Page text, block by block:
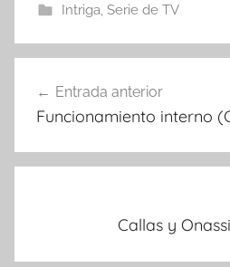
Intriga, Serie de TV
Navegación
de
entradas
Entrada anterior
Funcionamiento interno
Callas y